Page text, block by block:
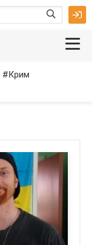
Крим